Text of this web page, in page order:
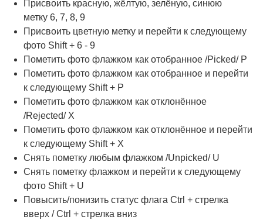
Присвоить красную, жёлтую, зелёную, синюю
метку 6, 7, 8, 9
Присвоить цветную метку и перейти к следующему
фото Shift + 6 - 9
Пометить фото флажком как отобранное /Picked/ P
Пометить фото флажком как отобранное и перейти
к следующему Shift + P
Пометить фото флажком как отклонённое
/Rejected/ X
Пометить фото флажком как отклонённое и перейти
к следующему Shift + X
Снять пометку любым флажком /Unpicked/ U
Снять пометку флажком и перейти к следующему
фото Shift + U
Повысить/понизить статус флага Ctrl + стрелка
вверх / Ctrl + стрелка вниз